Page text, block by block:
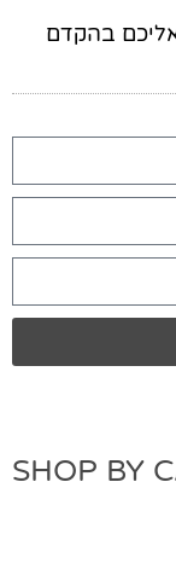
אליכם בהקדם
SHOP BY